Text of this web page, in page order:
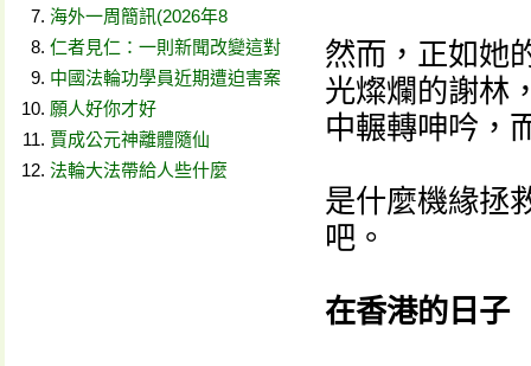
海外一周簡訊(2026年8
仁者見仁：一則新聞改變這對
中國法輪功學員近期遭迫害案
願人好你才好
賈成公元神離體隨仙
法輪大法帶給人些什麼
然而，正如她
光燦爛的謝林
中輾轉呻吟，
是什麼機緣拯
吧。
在香港的日子